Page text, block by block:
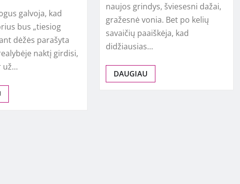
galvoja, kad
bus „tiesiog
dėžės parašyta
naktį girdisi,
už…
naujos grindys, šviesesni dažai,
gražesnė vonia. Bet po kelių
savaičių paaiškėja, kad
didžiausias…
DAUGIAU